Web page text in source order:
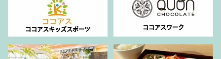
ココアスキッズスポーツ ココアスワーク